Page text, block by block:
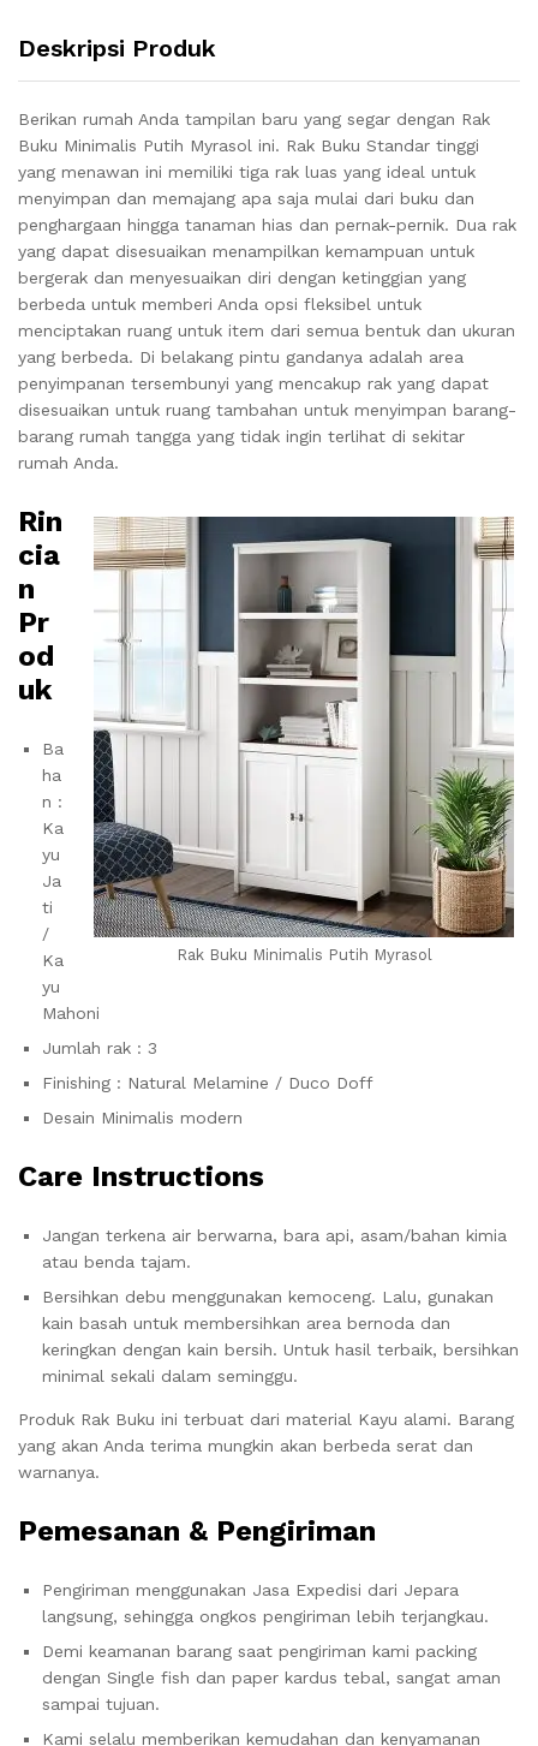
Deskripsi Produk
Berikan rumah Anda tampilan baru yang segar dengan Rak
Buku Minimalis Putih Myrasol ini. Rak Buku Standar tinggi
yang menawan ini memiliki tiga rak luas yang ideal untuk
menyimpan dan memajang apa saja mulai dari buku dan
penghargaan hingga tanaman hias dan pernak-pernik. Dua rak
yang dapat disesuaikan menampilkan kemampuan untuk
bergerak dan menyesuaikan diri dengan ketinggian yang
berbeda untuk memberi Anda opsi fleksibel untuk
menciptakan ruang untuk item dari semua bentuk dan ukuran
yang berbeda. Di belakang pintu gandanya adalah area
penyimpanan tersembunyi yang mencakup rak yang dapat
disesuaikan untuk ruang tambahan untuk menyimpan barang-
barang rumah tangga yang tidak ingin terlihat di sekitar
rumah Anda.
Rak Buku Minimalis Putih Myrasol
Rin
cia
n
Pr
od
uk
Ba
ha
n :
Ka
yu
Ja
ti
/
Ka
yu
Mahoni
Jumlah rak : 3
Finishing : Natural Melamine / Duco Doff
Desain Minimalis modern
Care Instructions
Jangan terkena air berwarna, bara api, asam/bahan kimia
atau benda tajam.
Bersihkan debu menggunakan kemoceng. Lalu, gunakan
kain basah untuk membersihkan area bernoda dan
keringkan dengan kain bersih. Untuk hasil terbaik, bersihkan
minimal sekali dalam seminggu.
Produk Rak Buku ini terbuat dari material Kayu alami. Barang
yang akan Anda terima mungkin akan berbeda serat dan
warnanya.
Pemesanan & Pengiriman
Pengiriman menggunakan Jasa Expedisi dari Jepara
langsung, sehingga ongkos pengiriman lebih terjangkau.
Demi keamanan barang saat pengiriman kami packing
dengan Single fish dan paper kardus tebal, sangat aman
sampai tujuan.
Kami selalu memberikan kemudahan dan kenyamanan